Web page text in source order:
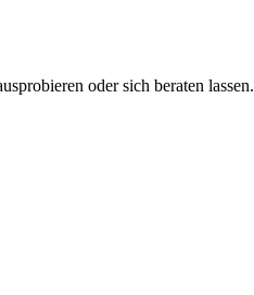
oder sich beraten lassen.